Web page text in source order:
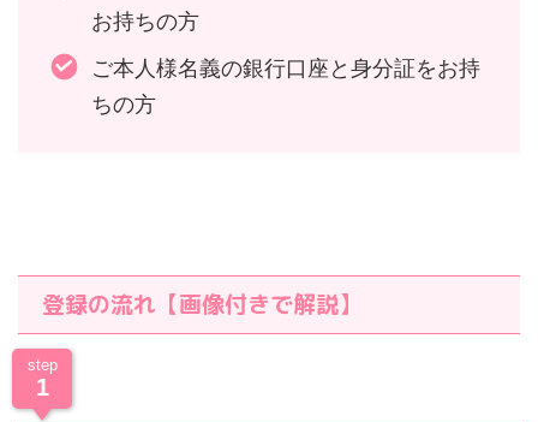
お持ちの方
ご本人様名義の銀行口座と身分証をお持
ちの方
登録の流れ【画像付きで解説】
step
1